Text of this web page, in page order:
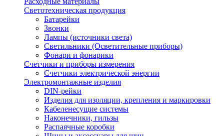
Светотехническая продукция
Батарейки
Звонки
Лампы (источники света)
Светильники (Осветительные приборы)
Фонари и фонарики
Счетчики и приборы измерения
Счетчики электрической энергии
Электромонтажные изделия
DIN-рейки
Изделия для изоляции, крепления и маркировки
Кабеленесущие системы
Наконечники, гильзы
Распаячные коробки